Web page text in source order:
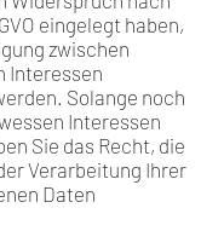
eingelegt haben,
zwischen
Interessen
Solange noch
Interessen
Sie das Recht, die
Verarbeitung Ihrer
Daten